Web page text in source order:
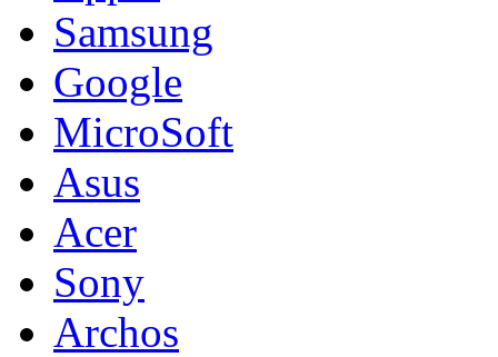
Samsung
Google
MicroSoft
Asus
Acer
Sony
Archos